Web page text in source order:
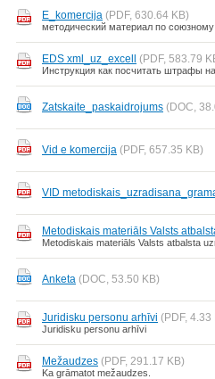
E_komercija (PDF, 630.64 KB)
методический материал по
EDS xml_uz_excell (PDF, 583.79
Инструкция как посчитать штрафы
Zatskaite_paskaidrojums (DOC,
Vid e komercija (PDF, 657.35 KB)
VID
Metodiskais materiāls Valsts
Metodiskais materiāls Valsts atbalsta
Anketa (DOC, 53.50 KB)
Juridisku personu arhīvi (PDF, 4.33
Juridisku personu arhīvi
Mežaudzes (PDF, 291.17 KB)
Ka grāmatot mežaudzes.